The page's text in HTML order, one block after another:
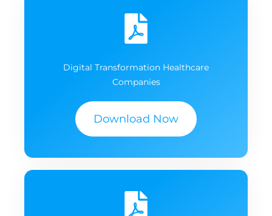
Digital Transformation Healthcare
Companies
Download Now